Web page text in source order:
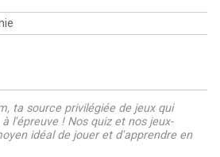
ta source privilégiée de jeux qui
l'épreuve ! Nos quiz et nos jeux-
idéal de jouer et d'apprendre en